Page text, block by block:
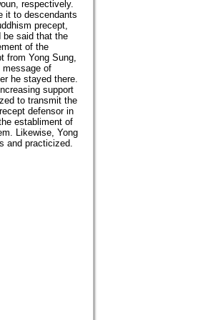
respectively.
it to descendants
precept,
be said that the
of the
from Yong Sung,
message of
he stayed there.
support
to transmit the
defensor in
establiment of
Likewise, Yong
and practicized.